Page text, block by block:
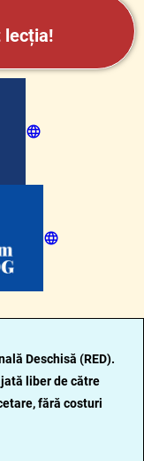
lecția!
Deschisă (RED).
liber de către
fără costuri